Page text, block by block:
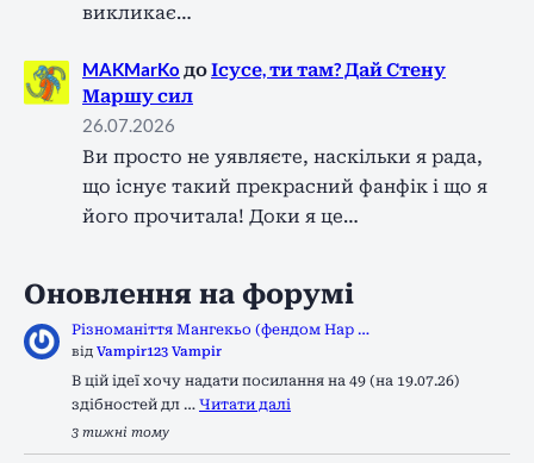
викликає…
MAKMarKo доІсусе, ти там? Дай Стену
Маршу сил
26.07.2026
Ви просто не уявляєте, наскільки я рада,
що існує такий прекрасний фанфік і що я
його прочитала! Доки я це…
Оновлення на форумі
Різноманіття Мангекьо (фендом Нар …
від Vampir123 Vampir
В цій ідеї хочу надати посилання на 49 (на 19.07.26)
здібностей дл … Читати далі
3 тижні тому